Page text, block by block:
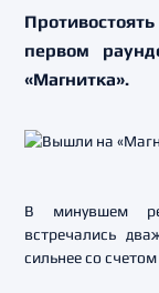
первом
«Магнитка».
В минувшем
встречались
сильнее со